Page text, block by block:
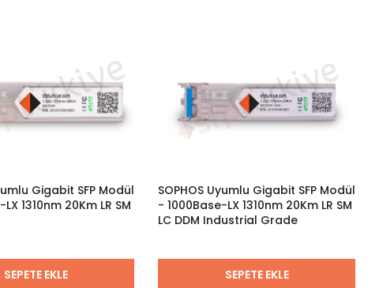
Gigabit SFP Modül
1310nm 20Km LR SM
SEPETE EKLE
SOPHOS Uyumlu Gigabit SFP Modül
- 1000Base-LX 1310nm 20Km LR SM
LC DDM Industrial Grade
SEPETE EKLE